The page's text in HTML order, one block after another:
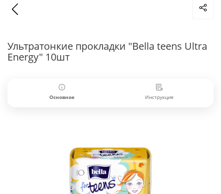
Ультратонкие прокладки "Bella teens Ultra
Energy" 10шт
Основное Инструкция